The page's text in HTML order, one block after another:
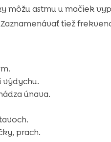
môžu astmu u mačiek
tiež
výdychu.
únava.
prach.